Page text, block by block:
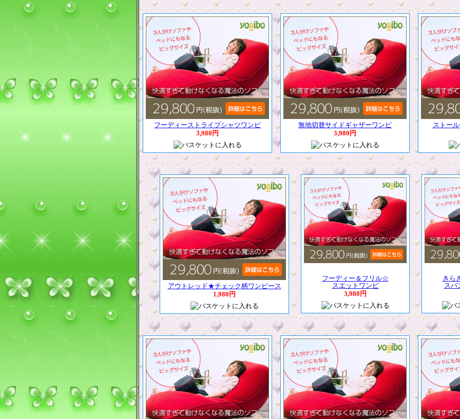
フーディーストライプシャツワンピ
3,980円
無地切替サイドギャザーワンピ
3,980円
ストー
アウトレッド★チェック柄ワンピース
1,980円
フーディー＆フリル☆
スエットワンピ
3,980円
きら
スパ